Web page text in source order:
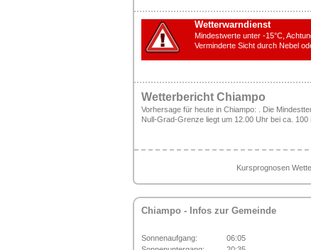
Wetterwarndienst
Mindestwerte unter -15°C,
Verminderte Sicht durch Nebel
Wetterbericht Chiampo
Vorhersage für heute in Chiampo: . Die
Null-Grad-Grenze liegt um 12.00 Uhr bei ca.
Kursprognosen
Chiampo - Infos zur Gemeinde
Sonnenaufgang: 06:05